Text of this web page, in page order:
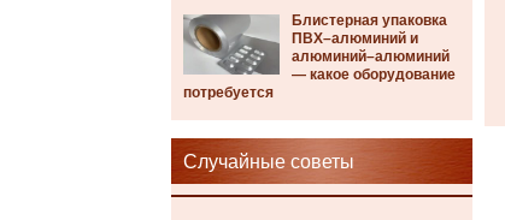
Блистерная упаковка
ПВХ–алюминий и
алюминий–алюминий
— какое оборудование
потребуется
Случайные советы